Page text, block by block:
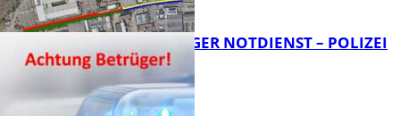
FB News
FRAGWÜRDIGER NOTDIENST – POLIZEI
WARNT